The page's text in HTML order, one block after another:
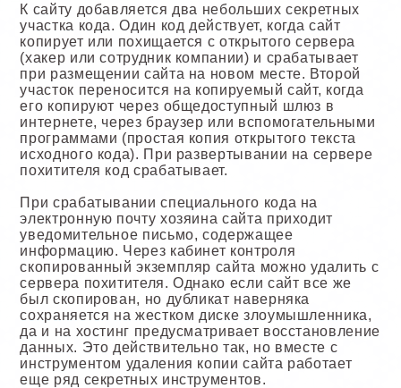
К сайту добавляется два небольших секретных
участка кода. Один код действует, когда сайт
копирует или похищается с открытого сервера
(хакер или сотрудник компании) и срабатывает
при размещении сайта на новом месте. Второй
участок переносится на копируемый сайт, когда
его копируют через общедоступный шлюз в
интернете, через браузер или вспомогательными
программами (простая копия открытого текста
исходного кода). При развертывании на сервере
похитителя код срабатывает.
При срабатывании специального кода на
электронную почту хозяина сайта приходит
уведомительное письмо, содержащее
информацию. Через кабинет контроля
скопированный экземпляр сайта можно удалить с
сервера похитителя. Однако если сайт все же
был скопирован, но дубликат наверняка
сохраняется на жестком диске злоумышленника,
да и на хостинг предусматривает восстановление
данных. Это действительно так, но вместе с
инструментом удаления копии сайта работает
еще ряд секретных инструментов.